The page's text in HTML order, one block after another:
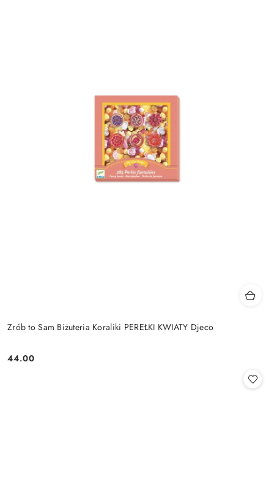
Zrób to Sam Biżuteria Koraliki PEREŁKI KWIATY Djeco
Cena:
44.00